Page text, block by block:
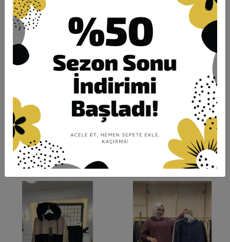
Hızlı Gönderi Güvenli Alışveriş İade ve Değişim
Garanti ve Teslimat Taksit Seçenekleri
Benzer Ürünler